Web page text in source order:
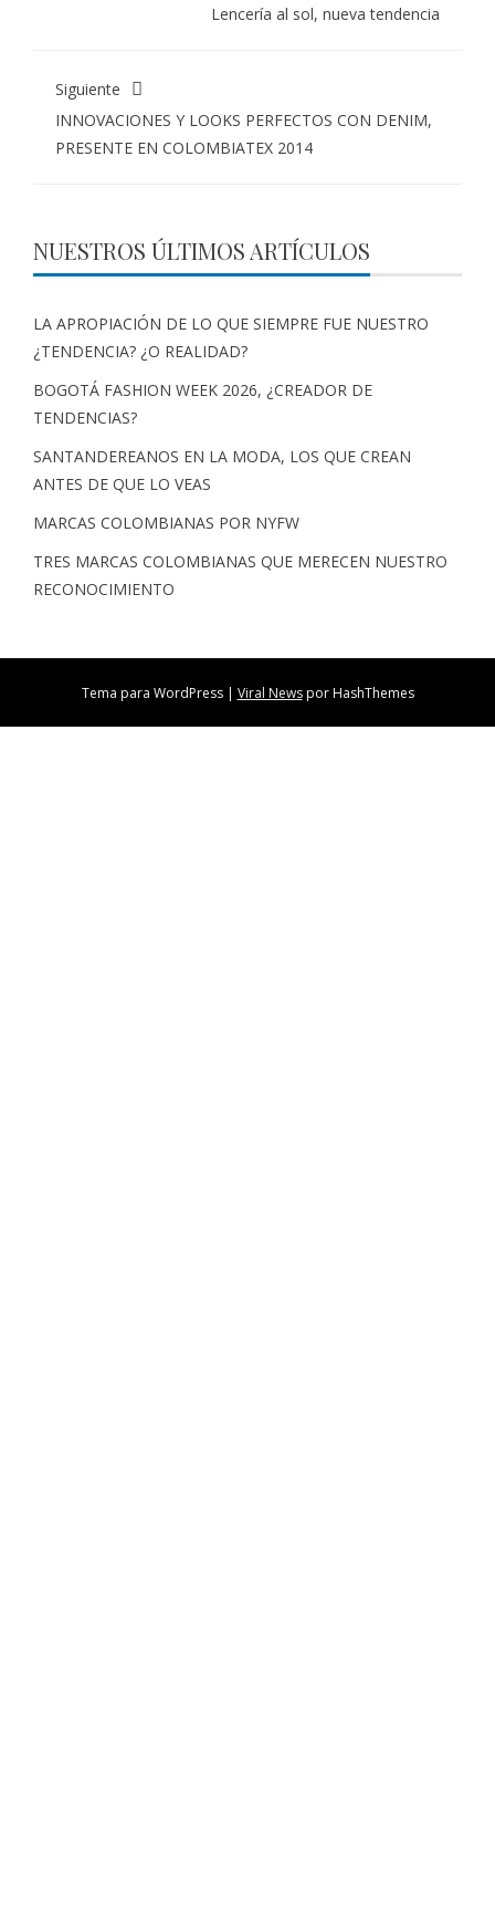
Lencería al sol, nueva tendencia
Siguiente
INNOVACIONES Y LOOKS PERFECTOS CON DENIM,
PRESENTE EN COLOMBIATEX 2014
NUESTROS ÚLTIMOS ARTÍCULOS
LA APROPIACIÓN DE LO QUE SIEMPRE FUE NUESTRO
¿TENDENCIA? ¿O REALIDAD?
BOGOTÁ FASHION WEEK 2026, ¿CREADOR DE
TENDENCIAS?
SANTANDEREANOS EN LA MODA, LOS QUE CREAN
ANTES DE QUE LO VEAS
MARCAS COLOMBIANAS POR NYFW
TRES MARCAS COLOMBIANAS QUE MERECEN NUESTRO
RECONOCIMIENTO
Tema para WordPress | Viral Newspor HashThemes